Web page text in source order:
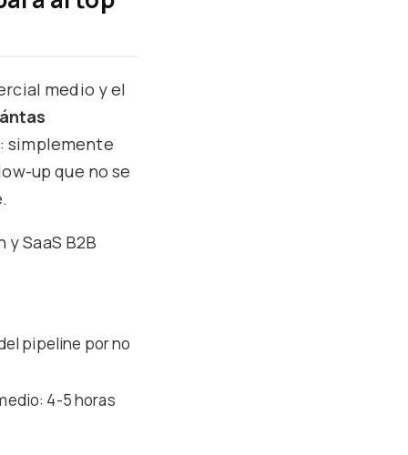
medio y el
simplemente
up que no se
SaaS B2B
pipeline por no
4-5 horas